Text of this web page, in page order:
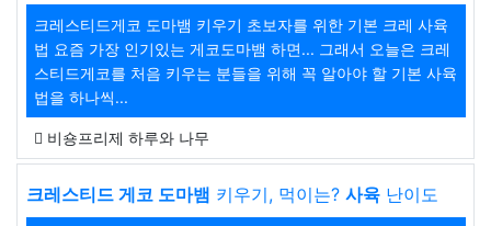
크레스티드게코 도마뱀 키우기 초보자를 위한 기본 크레 사육
법 요즘 가장 인기있는 게코도마뱀 하면... 그래서 오늘은 크레
스티드게코를 처음 키우는 분들을 위해 꼭 알아야 할 기본 사육
법을 하나씩...
비숑프리제 하루와 나무
크레스티드 게코 도마뱀 키우기, 먹이는? 사육난이도